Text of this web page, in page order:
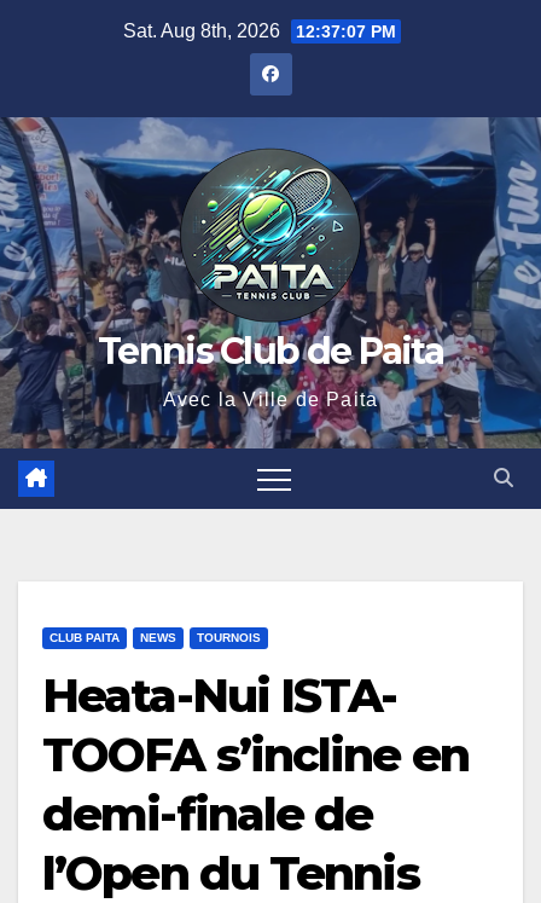
Sat. Aug 8th, 2026 12:37:08 PM
Tennis Club de Paita
Avec la Ville de Paita
CLUB PAITA NEWS TOURNOIS
Heata-Nui ISTA-
TOOFA s’incline en
demi-finale de
l’Open du Tennis